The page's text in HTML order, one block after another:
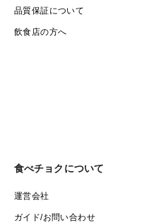
品質保証について
飲食店の方へ
食べチョクについて
運営会社
ガイド/お問い合わせ